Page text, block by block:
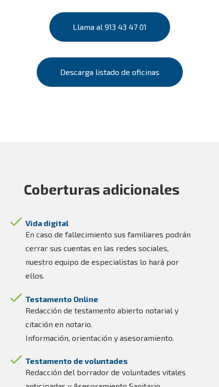
Llama al 913 43 47 01
Descarga listado de oficinas
Coberturas adicionales
Vida digital
En caso de fallecimiento sus familiares podrán
cerrar sus cuentas en las redes sociales,
nuestro equipo de especialistas lo hará por
ellos.
Testamento Online
Redacción de testamento abierto notarial y
citación en notario.
Información, orientación y asesoramiento.
Testamento de voluntades
Redacción del borrador de voluntades vitales